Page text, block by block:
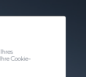
Cookie-